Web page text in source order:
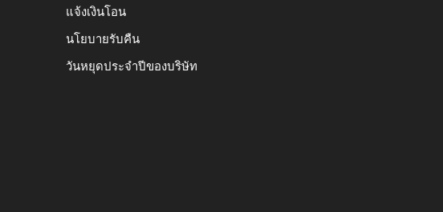
แจ้งเงินโอน
นโยบายรับคืน
วันหยุดประจำปีของบริษัท